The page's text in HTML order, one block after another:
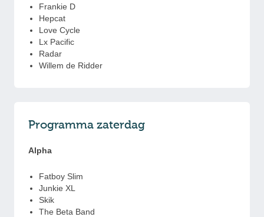
Frankie D
Hepcat
Love Cycle
Lx Pacific
Radar
Willem de Ridder
Programma zaterdag
Alpha
Fatboy Slim
Junkie XL
Skik
The Beta Band